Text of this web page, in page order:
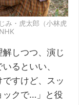
み・虎太郎（小林虎
しつつ、演じ
るといい、
ですけど、スッ
ックで…」と役